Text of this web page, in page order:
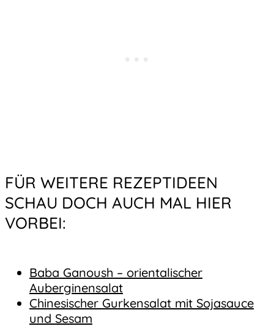
FÜR WEITERE REZEPTIDEEN
SCHAU DOCH AUCH MAL HIER
VORBEI:
Baba Ganoush – orientalischer
Auberginensalat
Chinesischer Gurkensalat mit Sojasauce
und Sesam